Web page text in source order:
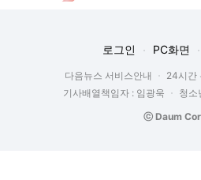
로그인 PC화면
다음뉴스 서비스안내 24시간
기사배열책임자 : 임광욱
청소
ⓒ Daum